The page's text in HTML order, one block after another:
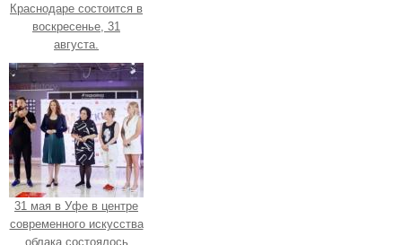
Краснодаре состоится в
воскресенье, 31
августа.
31 мая в Уфе в центре
современного искусства
облака состоялось